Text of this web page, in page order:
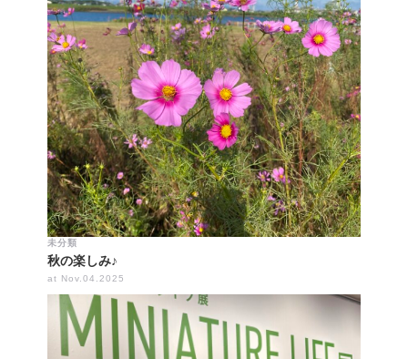
未分類
秋の楽しみ♪
at Nov.04.2025